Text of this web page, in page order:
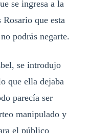
se ingresa a la
que esta
podrás negarte.
se introdujo
que ella dejaba
parecía ser
manipulado y
el público